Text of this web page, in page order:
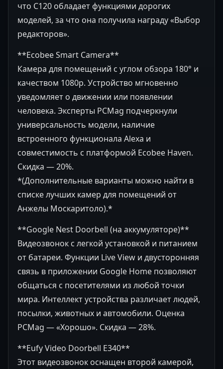
что C120 обладает функциями дорогих
моделей, за что она получила награду «Выбор
редакторов».
**Ecobee Smart Camera**
Камера для помещений с углом обзора 180° и
качеством 1080p. Устройство мгновенно
уведомляет о движении или появлении
человека. Эксперты PCMag подчеркнули
универсальность модели, наличие
встроенного функционала Alexa и
совместимость с платформой Ecobee Haven.
Скидка — 20%.
*(Дополнительные варианты можно найти в
списке лучших камер для помещений от
Анжелы Москаритоло).*
**Google Nest Doorbell (на аккумуляторе)**
Видеозвонок с легкой установкой и питанием
от батареи. Функции Live View и двусторонняя
связь в приложении Google Home позволяют
общаться с посетителями из любой точки
мира. Интеллект устройства различает людей,
посылки, животных и автомобили. Оценка
PCMag — «Хорошо». Скидка — 28%.
**Eufy Video Doorbell E340**
Этот видеозвонок оснащен второй камерой,